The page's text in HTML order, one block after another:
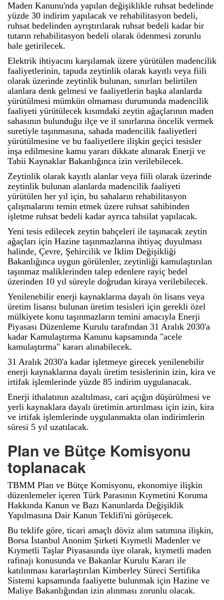
Maden Kanunu'nda yapılan değişiklikle ruhsat bedelinde
yüzde 30 indirim yapılacak ve rehabilitasyon bedeli,
ruhsat bedelinden ayrıştırılarak ruhsat bedeli kadar bir
tutarın rehabilitasyon bedeli olarak ödenmesi zorunlu
hale getirilecek.
Elektrik ihtiyacını karşılamak üzere yürütülen madencilik
faaliyetlerinin, tapuda zeytinlik olarak kayıtlı veya fiili
olarak üzerinde zeytinlik bulunan, sınırları belirtilen
alanlara denk gelmesi ve faaliyetlerin başka alanlarda
yürütülmesi mümkün olmaması durumunda madencilik
faaliyeti yürütülecek kısımdaki zeytin ağaçlarının maden
sahasının bulunduğu ilçe ve il sınırlarına öncelik vermek
suretiyle taşınmasına, sahada madencilik faaliyetleri
yürütülmesine ve bu faaliyetlere ilişkin geçici tesisler
inşa edilmesine kamu yararı dikkate alınarak Enerji ve
Tabii Kaynaklar Bakanlığınca izin verilebilecek.
Zeytinlik olarak kayıtlı alanlar veya fiili olarak üzerinde
zeytinlik bulunan alanlarda madencilik faaliyeti
yürütülen her yıl için, bu sahaların rehabilitasyon
çalışmalarını temin etmek üzere ruhsat sahibinden
işletme ruhsat bedeli kadar ayrıca tahsilat yapılacak.
Yeni tesis edilecek zeytin bahçeleri ile taşınacak zeytin
ağaçları için Hazine taşınmazlarına ihtiyaç duyulması
halinde, Çevre, Şehircilik ve İklim Değişikliği
Bakanlığınca uygun görülenler, zeytinliği kamulaştırılan
taşınmaz maliklerinden talep edenlere rayiç bedel
üzerinden 10 yıl süreyle doğrudan kiraya verilebilecek.
Yenilenebilir enerji kaynaklarına dayalı ön lisans veya
üretim lisansı bulunan üretim tesisleri için gerekli özel
mülkiyete konu taşınmazların temini amacıyla Enerji
Piyasası Düzenleme Kurulu tarafından 31 Aralık 2030'a
kadar Kamulaştırma Kanunu kapsamında "acele
kamulaştırma" kararı alınabilecek.
31 Aralık 2030'a kadar işletmeye girecek yenilenebilir
enerji kaynaklarına dayalı üretim tesislerinin izin, kira ve
irtifak işlemlerinde yüzde 85 indirim uygulanacak.
Enerji ithalatının azaltılması, cari açığın düşürülmesi ve
yerli kaynaklara dayalı üretimin artırılması için izin, kira
ve irtifak işlemlerinde uygulanmakta olan indirimlerin
süresi 5 yıl uzatılacak.
Plan ve Bütçe Komisyonu
toplanacak
TBMM Plan ve Bütçe Komisyonu, ekonomiye ilişkin
düzenlemeler içeren Türk Parasının Kıymetini Koruma
Hakkında Kanun ve Bazı Kanunlarda Değişiklik
Yapılmasına Dair Kanun Teklifi'ni görüşecek.
Bu teklife göre, ticari amaçlı döviz alım satımına ilişkin,
Borsa İstanbul Anonim Şirketi Kıymetli Madenler ve
Kıymetli Taşlar Piyasasında üye olarak, kıymetli maden
rafinajı konusunda ve Bakanlar Kurulu Kararı ile
katılınması kararlaştırılan Kimberley Süreci Sertifika
Sistemi kapsamında faaliyette bulunmak için Hazine ve
Maliye Bakanlığından izin alınması zorunlu olacak.